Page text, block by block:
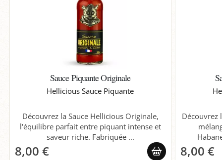
Sauce Piquante Originale
Hellicious Sauce Piquante
Découvrez la Sauce Hellicious Originale,
l'équilibre parfait entre piquant intense et
saveur riche. Fabriquée ...
8,00 €
Découvrez
8,00 €